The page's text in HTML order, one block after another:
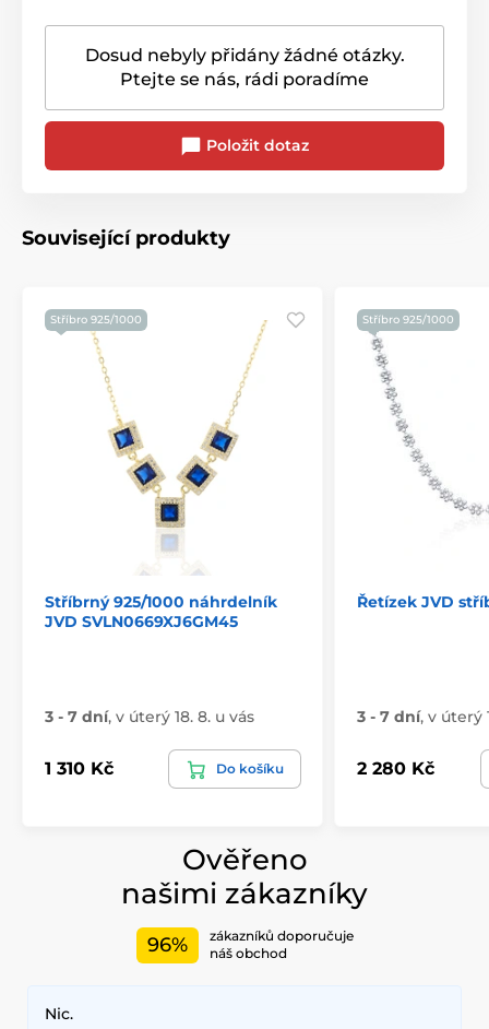
Dosud nebyly přidány žádné otázky.
Ptejte se nás, rádi poradíme
Položit dotaz
Související produkty
Stříbro 925/1000
Stříbrný 925/1000 náhrdelník
JVD SVLN0669XJ6GM45
3 - 7 dní, v úterý 18. 8. u vás
1 310 Kč Do košíku
Stříbro 925/1000
Řetízek JVD
3 - 7 dní, v úterý
2 280 Kč
Ověřeno
našimi zákazníky
96%
zákazníků doporučuje
náš obchod
Nic.